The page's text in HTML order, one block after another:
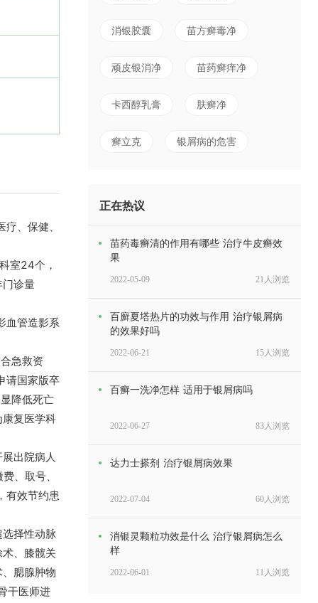
、保健、
室24个，
诊量
血管造影系
急救资
请国家版卒
降低死亡
复医学科
出院病人
、取号、
有效节约患
择性动脉
、膝髋关
腮腺肿物
干医师进
消银胶囊 苗方癣毒净
顽皮银消净 苗药癣痒净
卡西醇乳膏 肤癣净
癣立克 银屑病的危害
正在热议
苗药毒癣清的作用有哪些 治疗牛皮癣效
果
2022-05-09 21人浏览
百廯夏塔热片的功效与作用 治疗银屑病
的效果好吗
2022-06-21 15人浏览
百癣一洗净怎样 适用于银屑病吗
2022-06-27 83人浏览
达力士搽剂 治疗银屑病效果
2022-07-04 60人浏览
消银灵颗粒功效是什么 治疗银屑病怎么
样
2022-06-01 11人浏览